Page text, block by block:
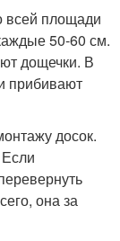
всей площади
50-60 см.
дощечки. В
прибивают
досок.
она за